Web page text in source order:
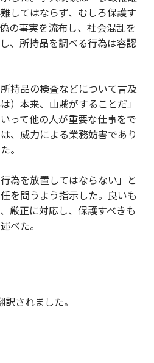
してはならず、むしろ保護す
の事実を流布し、社会混乱を
、所持品を調べる行為は容認
持品の検査などについて言及
）本来、山賊がすることだ」
って他の人が重要な仕事をで
、威力による業務妨害であり
。
為を放置してはならない」と
を問うよう指示した。良いも
厳正に対応し、保護すべきも
べた。
されました。